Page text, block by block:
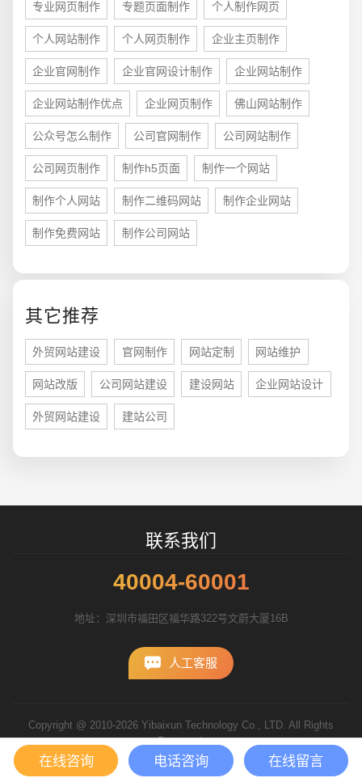
专业网页制作 专题页面制作 个人制作网页
个人网站制作 个人网页制作 企业主页制作
企业官网制作 企业官网设计制作 企业网站制作
企业网站制作优点 企业网页制作 佛山网站制作
公众号怎么制作 公司官网制作 公司网站制作
公司网页制作 制作h5页面 制作一个网站
制作个人网站 制作二维码网站 制作企业网站
制作免费网站 制作公司网站
其它推荐
外贸网站建设 官网制作 网站定制 网站维护
网站改版 公司网站建设 建设网站 企业网站设计
外贸网站建设 建站公司
联系我们
40004-60001
地址：深圳市福田区福华路322号文蔚大厦16B
人工客服
Copyright @ 2010-2026 Yibaixun Technology Co., LTD. All Rights
Reserved.
粤ICP备10056793号
您的预算 1万-3万
招标项目
在线咨询 电话咨询 在线留言